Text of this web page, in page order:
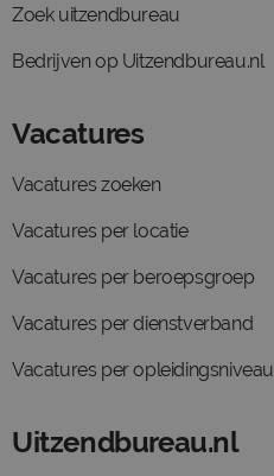
Zoek uitzendbureau
Bedrijven op Uitzendbureau.nl
Vacatures
Vacatures zoeken
Vacatures per locatie
Vacatures per beroepsgroep
Vacatures per dienstverband
Vacatures per opleidingsniveau
Uitzendbureau.nl